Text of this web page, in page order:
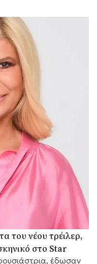
του νέου τρέιλερ,
στο Star
έδωσαν